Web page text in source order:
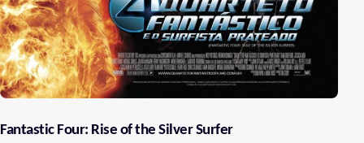
Fantastic Four: Rise of the Silver Surfer